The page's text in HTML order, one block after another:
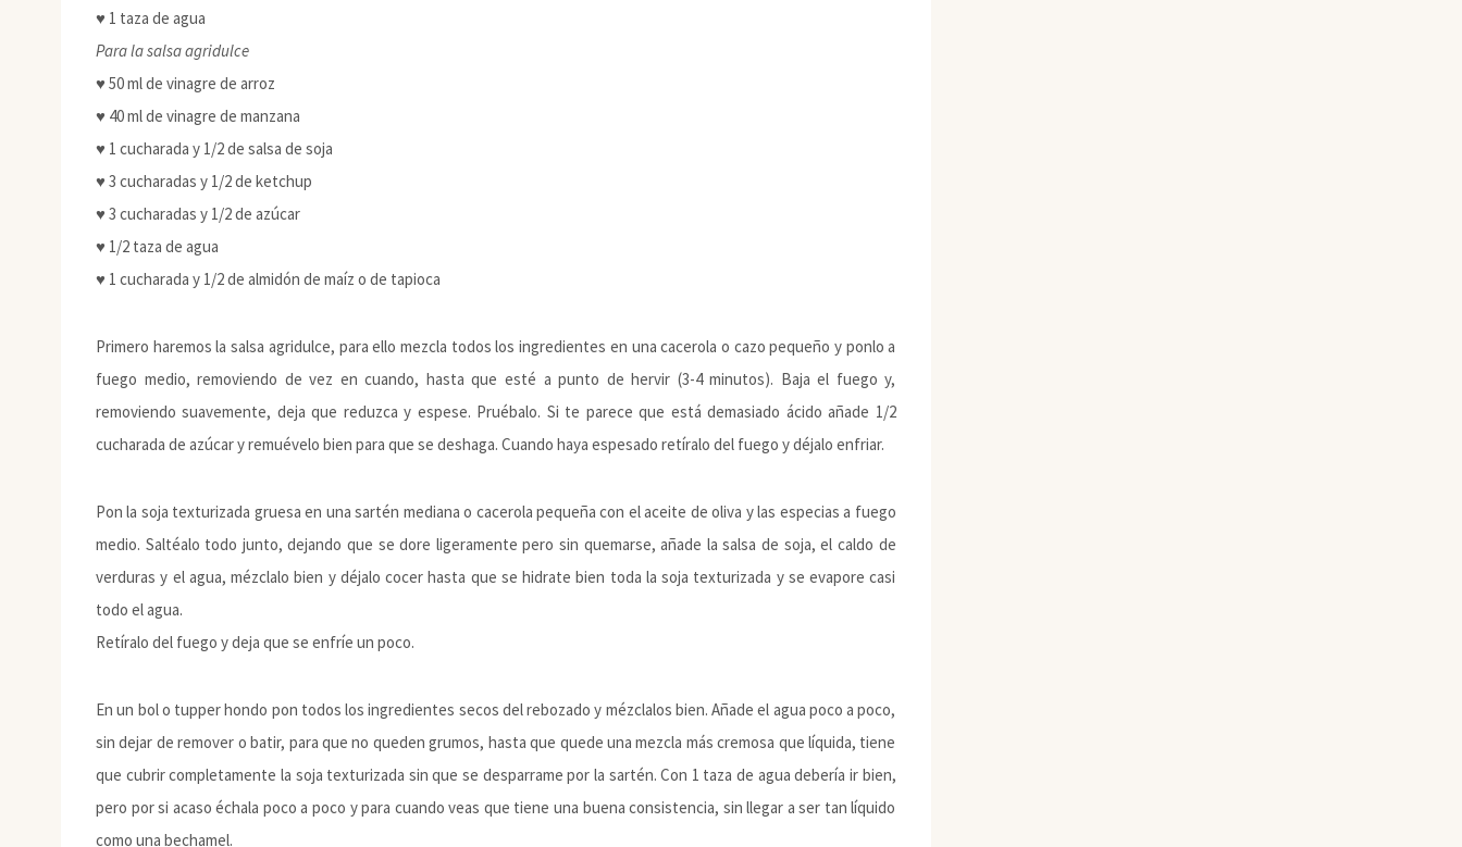
♥ 1 taza de agua
Para la salsa agridulce
♥ 50 ml de vinagre de arroz
♥ 40 ml de vinagre de manzana
♥ 1 cucharada y 1/2 de salsa de soja
♥ 3 cucharadas y 1/2 de ketchup
♥ 3 cucharadas y 1/2 de azúcar
♥ 1/2 taza de agua
♥ 1 cucharada y 1/2 de almidón de maíz o de tapioca
Primero haremos la salsa agridulce, para ello mezcla todos los ingredientes en una cacerola o cazo pequeño y ponlo a
fuego medio, removiendo de vez en cuando, hasta que esté a punto de hervir (3-4 minutos). Baja el fuego y,
removiendo suavemente, deja que reduzca y espese. Pruébalo. Si te parece que está demasiado ácido añade 1/2
cucharada de azúcar y remuévelo bien para que se deshaga. Cuando haya espesado retíralo del fuego y déjalo enfriar.
Pon la soja texturizada gruesa en una sartén mediana o cacerola pequeña con el aceite de oliva y las especias a fuego
medio. Saltéalo todo junto, dejando que se dore ligeramente pero sin quemarse, añade la salsa de soja, el caldo de
verduras y el agua, mézclalo bien y déjalo cocer hasta que se hidrate bien toda la soja texturizada y se evapore casi
todo el agua.
Retíralo del fuego y deja que se enfríe un poco.
En un bol o tupper hondo pon todos los ingredientes secos del rebozado y mézclalos bien. Añade el agua poco a poco,
sin dejar de remover o batir, para que no queden grumos, hasta que quede una mezcla más cremosa que líquida, tiene
que cubrir completamente la soja texturizada sin que se desparrame por la sartén. Con 1 taza de agua debería ir bien,
pero por si acaso échala poco a poco y para cuando veas que tiene una buena consistencia, sin llegar a ser tan líquido
como una bechamel.